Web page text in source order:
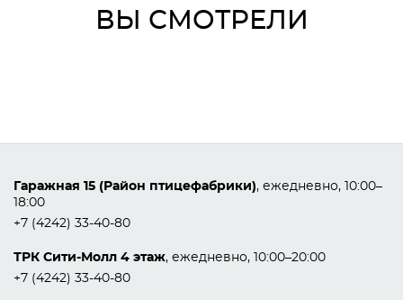
ВЫ СМОТРЕЛИ
Гаражная 15 (Район птицефабрики), ежедневно, 10:00–
18:00
+7 (4242) 33-40-80
ТРК Сити-Молл 4 этаж, ежедневно, 10:00–20:00
+7 (4242) 33-40-80